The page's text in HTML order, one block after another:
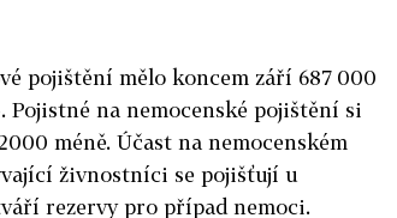
pojištění mělo koncem září 687 000
Pojistné na nemocenské pojištění si
méně. Účast na nemocenském
živnostníci se pojišťují u
rezervy pro případ nemoci.